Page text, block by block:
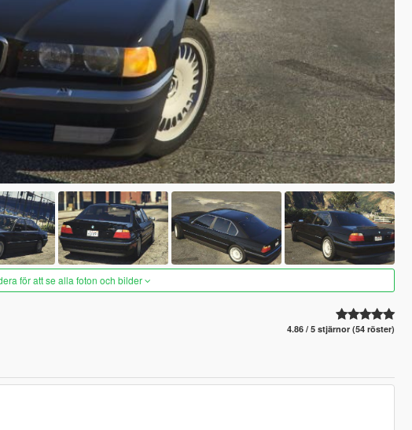
för att se alla foton och bilder
4.86 / 5 stjärnor (54 röster)